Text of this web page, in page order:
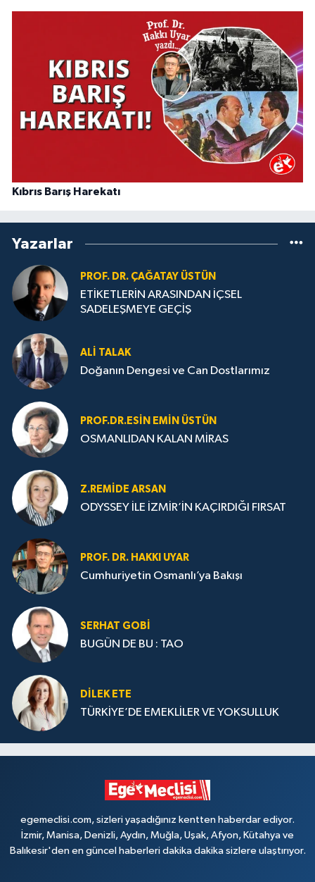
Kıbrıs Barış Harekatı
Yazarlar
PROF. DR. ÇAĞATAY ÜSTÜN
ETİKETLERİN ARASINDAN İÇSEL
SADELEŞMEYE GEÇİŞ
ALI TALAK
Doğanın Dengesi ve Can Dostlarımız
PROF.DR.ESIN EMIN ÜSTÜN
OSMANLIDAN KALAN MİRAS
Z.REMIDE ARSAN
ODYSSEY İLE İZMİR’İN KAÇIRDIĞI FIRSAT
PROF. DR. HAKKI UYAR
Cumhuriyetin Osmanlı’ya Bakışı
SERHAT GOBİ
BUGÜN DE BU : TAO
DILEK ETE
TÜRKİYE’DE EMEKLİLER VE YOKSULLUK
egemeclisi.com, sizleri yaşadığınız kentten haberdar ediyor.
İzmir, Manisa, Denizli, Aydın, Muğla, Uşak, Afyon, Kütahya ve
Balıkesir'den en güncel haberleri dakika dakika sizlere ulaştırıyor.